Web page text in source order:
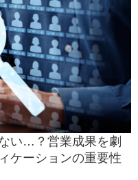
い…？営業成果を劇
ケーションの重要性